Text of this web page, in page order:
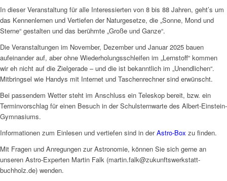
In dieser Veranstaltung für alle Interessierten von 8 bis 88 Jahren, geht’s um
das Kennenlernen und Vertiefen der Naturgesetze, die „Sonne, Mond und
Sterne“ gestalten und das berühmte „Große und Ganze“.
Die Veranstaltungen im November, Dezember und Januar 2025 bauen
aufeinander auf, aber ohne Wiederholungsschleifen im „Lernstoff“ kommen
wir eh nicht auf die Zielgerade – und die ist bekanntlich im „Unendlichen“.
Mitbringsel wie Handys mit Internet und Taschenrechner sind erwünscht.
Bei passendem Wetter steht im Anschluss ein Teleskop bereit, bzw. ein
Terminvorschlag für einen Besuch in der Schulsternwarte des Albert-Einstein-
Gymnasiums.
Informationen zum Einlesen und vertiefen sind in derAstro-Box zu finden.
Mit Fragen und Anregungen zur Astronomie, können Sie sich gerne an
unseren Astro-Experten Martin Falk (martin.falk@zukunftswerkstatt-
buchholz.de) wenden.